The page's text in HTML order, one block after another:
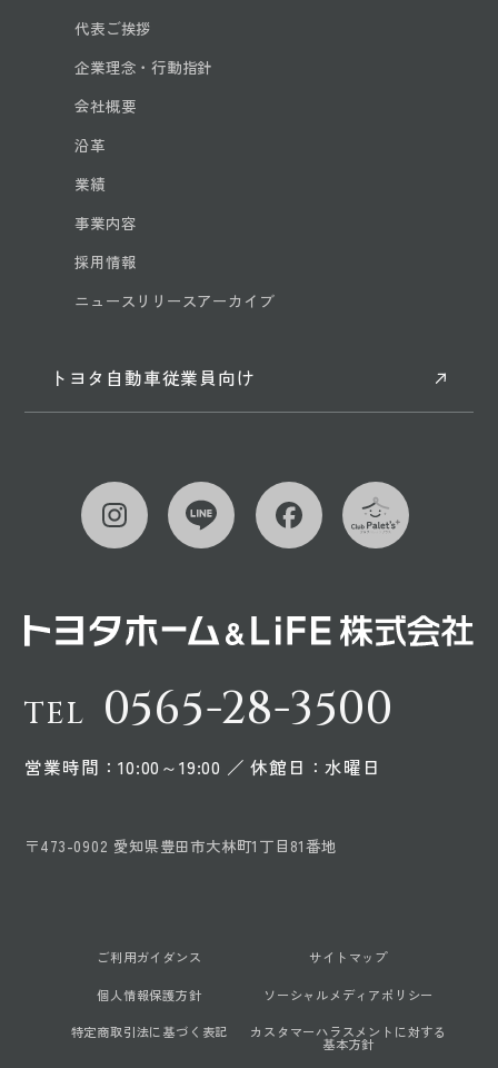
代表ご挨拶
企業理念・行動指針
会社概要
沿革
業績
事業内容
採用情報
ニュースリリースアーカイブ
トヨタ自動車従業員向け
TEL 0565-28-3500
営業時間：10:00～19:00 ／ 休館日：水曜日
〒473-0902 愛知県豊田市大林町1丁目81番地
ご利用ガイダンス サイトマップ
個人情報保護方針 ソーシャルメディアポリシー
特定商取引法に基づく表記 カスタマーハラスメントに対する
基本方針